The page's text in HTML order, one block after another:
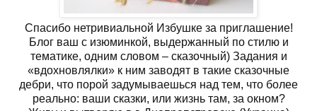
Спасибо нетривиальной Избушке за приглашение!
Блог ваш с изюминкой, выдержанный по стилю и
тематике, одним словом – сказочный) Задания и
«вдохновлялки» к ним заводят в такие сказочные
дебри, что порой задумываешься над тем, что более
реально: ваши сказки, или жизнь там, за окном?